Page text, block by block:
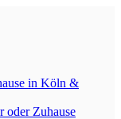
in Köln &
oder Zuhause